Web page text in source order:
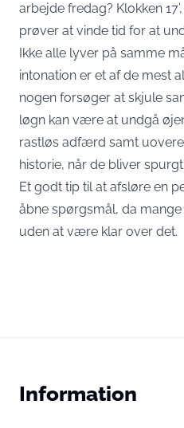
arbejde fredag? Klokken
prøver at vinde tid for at
Ikke alle lyver på samme
intonation er et af de mest
nogen forsøger at skjule
løgn kan være at undgå
rastløs adfærd samt
historie, når de bliver
Et godt tip til at afsløre en
åbne spørgsmål, da
uden at være klar over det.
Information